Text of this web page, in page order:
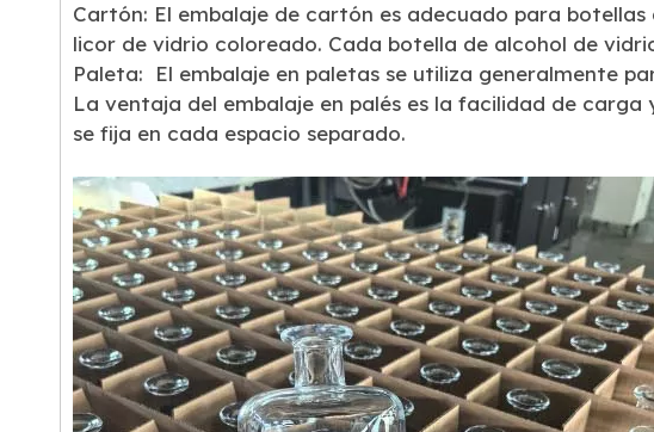
Cartón: El embalaje de cartón es adecuado para
licor de vidrio coloreado. Cada botella de alcohol de
Paleta: El embalaje en paletas se utiliza generalmente
La ventaja del embalaje en palés es la facilidad de
se fija en cada espacio separado.